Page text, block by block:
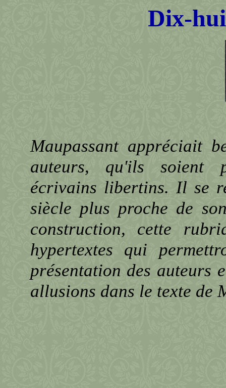
Dix-
Maupassant appréciait
auteurs, qu'ils soient
écrivains libertins. Il se
siècle plus proche de
construction, cette
hypertextes qui
présentation des auteurs
allusions dans le texte de